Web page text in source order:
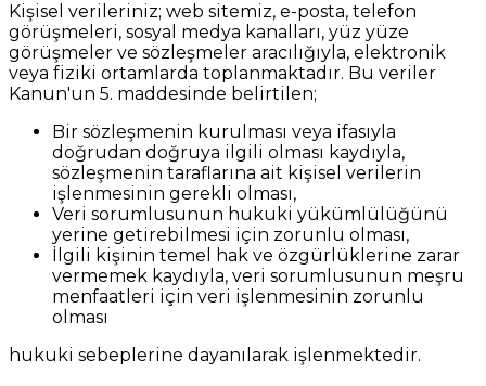
Kişisel verileriniz; web sitemiz, e-posta, telefon
görüşmeleri, sosyal medya kanalları, yüz yüze
görüşmeler ve sözleşmeler aracılığıyla, elektronik
veya fiziki ortamlarda toplanmaktadır. Bu veriler
Kanun'un 5. maddesinde belirtilen;
Bir sözleşmenin kurulması veya ifasıyla
doğrudan doğruya ilgili olması kaydıyla,
sözleşmenin taraflarına ait kişisel verilerin
işlenmesinin gerekli olması,
Veri sorumlusunun hukuki yükümlülüğünü
yerine getirebilmesi için zorunlu olması,
İlgili kişinin temel hak ve özgürlüklerine zarar
vermemek kaydıyla, veri sorumlusunun meşru
menfaatleri için veri işlenmesinin zorunlu
olması
hukuki sebeplerine dayanılarak işlenmektedir.